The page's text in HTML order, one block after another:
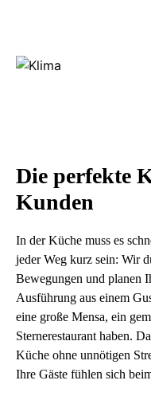
Die perfekte
Kunden
In der Küche muss es
jeder Weg kurz sein: Wir
Bewegungen und planen
Ausführung aus einem
eine große Mensa, ein
Sternerestaurant haben.
Küche ohne unnötigen
Ihre Gäste fühlen sich